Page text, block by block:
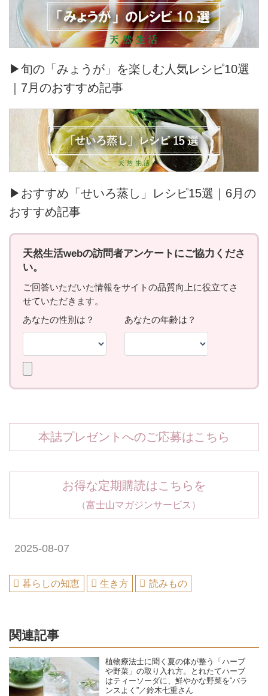
▶旬の「みょうが」を楽しむ人気レシピ10選
｜7月のおすすめ記事
▶おすすめ「せいろ蒸し」レシピ15選｜6月の
おすすめ記事
本誌プレゼントへのご応募はこちら
お得な定期購読はこちらを
（富士山マガジンサービス）
2025-08-07
暮らしの知恵 生き方 読みもの
関連記事
植物療法士に聞く夏の体が整う「ハーブ
や野菜」の取り入れ方。とれたてハーブ
はティーソーダに、鮮やかな野菜を“バラ
ンスよく”／鈴木七重さん